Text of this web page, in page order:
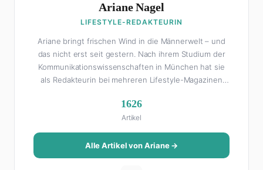
Ariane Nagel
LIFESTYLE-REDAKTEURIN
Ariane bringt frischen Wind in die Männerwelt – und
das nicht erst seit gestern. Nach ihrem Studium der
Kommunikationswissenschaften in München hat sie
als Redakteurin bei mehreren Lifestyle-Magazinen
Als Lifestyle-Redakteurin schreibt sie über alles, was
das Leben schöner macht: von Interior Design und
Reise-Tipps über Food-Trends bis hin zu
Beziehungsratgebern, die auch Männer gerne lesen.
Ihre Geheimwaffe: Sie weiß genau, was Frauen an
1626
Artikel
Alle Artikel von Ariane →